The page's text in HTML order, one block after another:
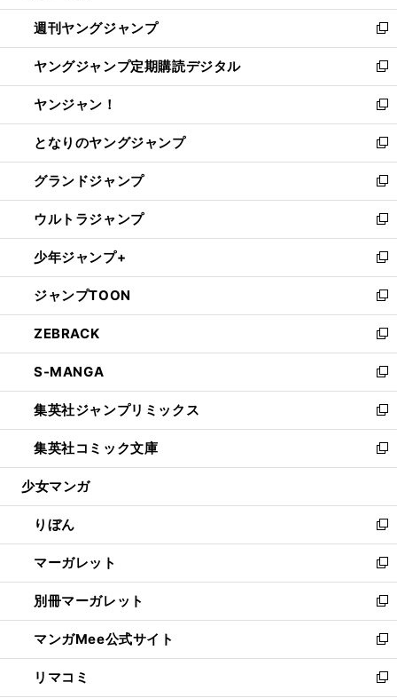
開
く
ウ
で
開
く
ン
ド
ウ
で
開
く
ウ
ィ
ン
ド
ウ
で
開
く
週刊ヤングジャンプ
新
し
い
ウ
ィ
ン
ド
ウ
で
開
く
ヤングジャンプ定期購読デジタル
新
し
い
ウ
ィ
ン
ド
ウ
で
開
く
ヤンジャン！
新
し
い
ウ
ィ
ン
ド
ウ
で
開
く
となりのヤングジャンプ
新
し
い
ウ
ィ
ン
ド
ウ
で
開
く
グランドジャンプ
新
し
い
ウ
ィ
ン
ド
ウ
で
開
く
ウルトラジャンプ
新
し
い
ウ
ィ
ン
ド
ウ
で
開
く
少年ジャンプ+
新
し
い
ウ
ィ
ン
ド
ウ
で
開
く
ジャンプTOON
新
し
い
ウ
ィ
ン
ド
ウ
で
開
ZEBRACK
新
し
い
ウ
ィ
ン
ド
ウ
開
く
S-MANGA
新
し
い
ウ
ィ
ン
ウ
で
開
く
集英社ジャンプリミックス
新
し
い
ウ
ン
ド
ウ
で
開
く
集英社コミック文庫
新
し
ウ
ィ
ン
ド
ウ
で
開
く
少女マンガ
りぼん
新
し
い
ウ
ィ
ン
ド
ウ
で
マーガレット
新
し
い
ウ
ィ
ン
ド
別冊マーガレット
新
し
い
ウ
ィ
マンガMee公式サイト
新
し
い
リマコミ
新